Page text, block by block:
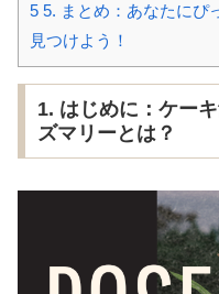
5 5. まとめ：あなたにぴ
見つけよう！
1. はじめに：ケー
ズマリーとは？